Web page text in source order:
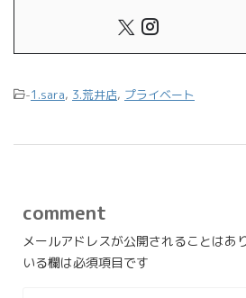
-1.sara, 3.荒井店, プライベート
comment
メールアドレスが公開されることはあ
いる欄は必須項目です